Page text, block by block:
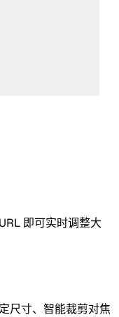
即可实时调整大
尺寸、智能裁剪对焦